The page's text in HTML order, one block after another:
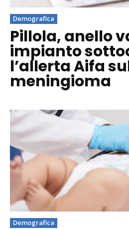
Demografica
Pillola, anello
impianto
l’allerta Aifa
meningioma
Demografica